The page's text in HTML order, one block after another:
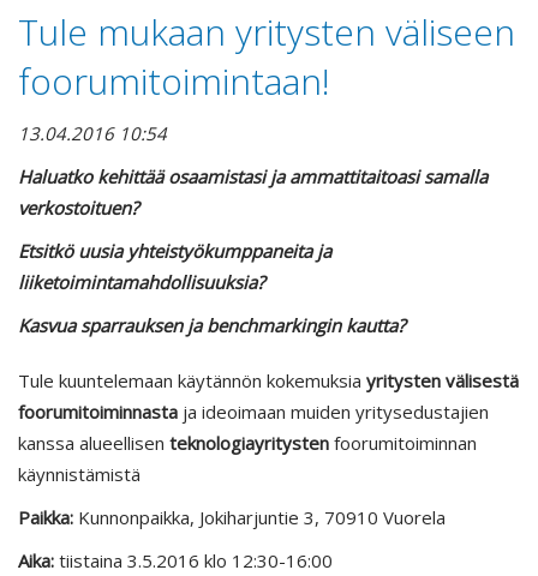
Tule mukaan yritysten väliseen
foorumitoimintaan!
13.04.2016 10:54
Haluatko kehittää osaamistasi ja ammattitaitoasi samalla
verkostoituen?
Etsitkö uusia yhteistyökumppaneita ja
liiketoimintamahdollisuuksia?
Kasvua sparrauksen ja benchmarkingin kautta?
Tule kuuntelemaan käytännön kokemuksia yritysten välisestä
foorumitoiminnasta ja ideoimaan muiden yritysedustajien
kanssa alueellisen teknologiayritysten foorumitoiminnan
käynnistämistä
Paikka: Kunnonpaikka, Jokiharjuntie 3, 70910 Vuorela
Aika: tiistaina 3.5.2016 klo 12:30-16:00